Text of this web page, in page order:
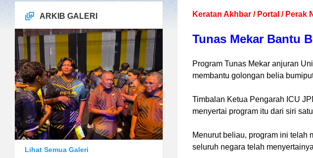
Keratan Akhbar / Portal / Perak
Tunas Mekar Bantu
Program Tunas Mekar anjuran
membantu golongan belia
Timbalan Ketua Pengarah ICU
menyertai program itu dari siri
Menurut beliau, program ini telah
seluruh negara telah
ARKIB GALERI
Lihat Semua Galeri